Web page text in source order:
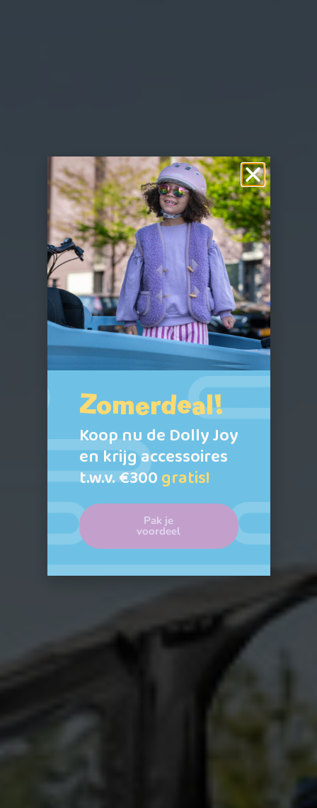
Zomerdeal!
Koop nu de Dolly Joy
en krijg accessoires
t.w.v. €300gratis!
Pak je
voordeel